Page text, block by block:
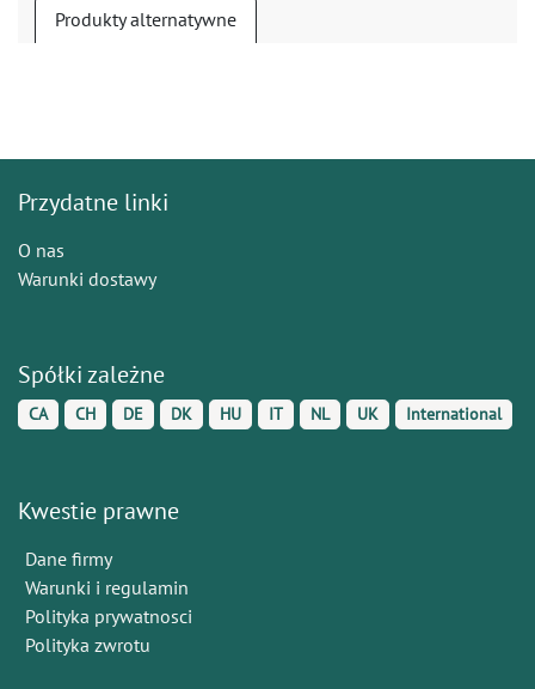
Produkty alternatywne
Przydatne linki
O nas
Warunki dostawy
Spółki zależne
CA CH DE DK HU IT NL UK International
Kwestie prawne
Dane firmy
Warunki i regulamin
Polityka prywatnosci
Polityka zwrotu